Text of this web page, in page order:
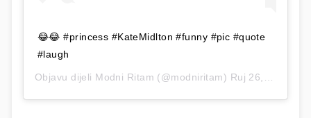
😂😂 #princess #KateMidlton #funny #pic #quote
#laugh
Objavu dijeli Modni Ritam (@modniritam) Ruj 26, 2014 u 1:14 PDT